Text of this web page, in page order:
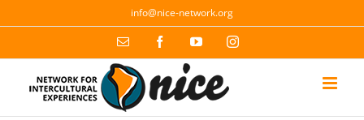
to
info@nice-network.org
Email FacebookYouTubeInstagram